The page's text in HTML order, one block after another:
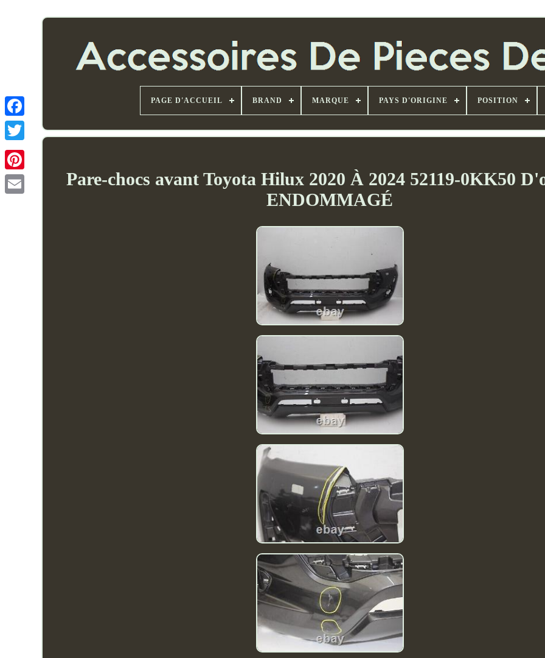
PAGE D'ACCUEIL BRAND MARQUE PAYS D'ORIGINE POSITION
Pare-chocs avant Toyota Hilux 2020 À 2024 52119-0KK50
ENDOMMAGÉ